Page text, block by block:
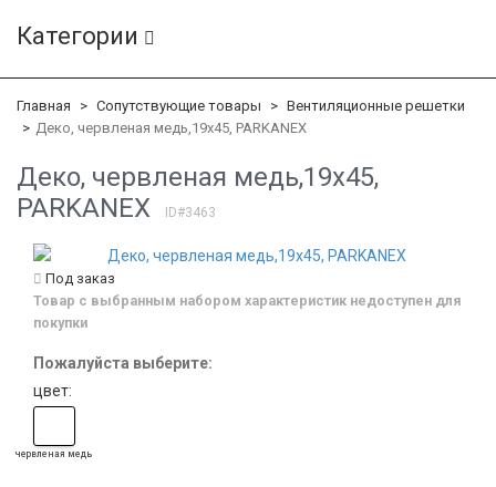
Категории
Главная Сопутствующие товары
Вентиляционные решетки
Деко, червленая медь,19x45, PARKANEX
Деко, червленая медь,19x45,
PARKANEX
ID#3463
Под заказ
Товар с выбранным набором характеристик недоступен для
покупки
Пожалуйста выберите:
цвет:
червленая медь